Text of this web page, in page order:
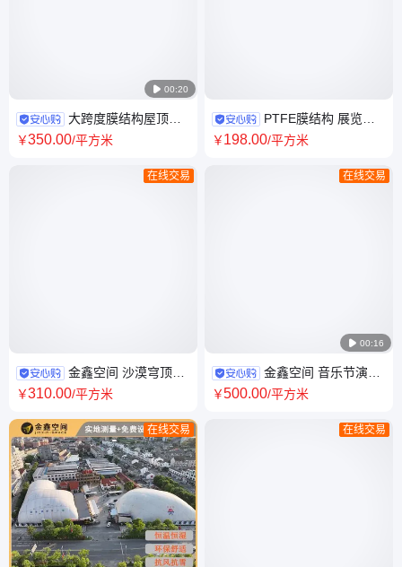
 00:20
大跨度膜结构屋顶加
盖 商业广场中庭顶棚加盖 金鑫
￥350.00/平方米
在线交易
金鑫空间 沙漠穹顶
ETFE植物馆 气膜馆 免费设计
￥310.00/平方米
在线交易
PTFE膜结构 展览馆
屋顶 学校礼堂 大型运动顶棚加
￥198.00/平方米
 00:16
在线交易
金鑫空间 音乐节演唱
会舞台搭建 气膜式顶盖 设计生
￥500.00/平方米
在线交易